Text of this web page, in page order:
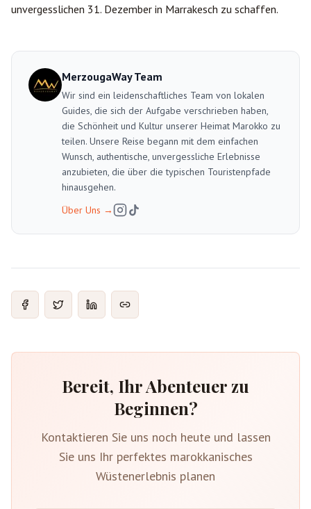
unvergesslichen 31. Dezember in Marrakesch zu schaffen.
MerzougaWay Team
Wir sind ein leidenschaftliches Team von lokalen
Guides, die sich der Aufgabe verschrieben haben,
die Schönheit und Kultur unserer Heimat Marokko zu
teilen. Unsere Reise begann mit dem einfachen
Wunsch, authentische, unvergessliche Erlebnisse
anzubieten, die über die typischen Touristenpfade
hinausgehen.
Über Uns →
Bereit, Ihr Abenteuer zu
Beginnen?
Kontaktieren Sie uns noch heute und lassen
Sie uns Ihr perfektes marokkanisches
Wüstenerlebnis planen